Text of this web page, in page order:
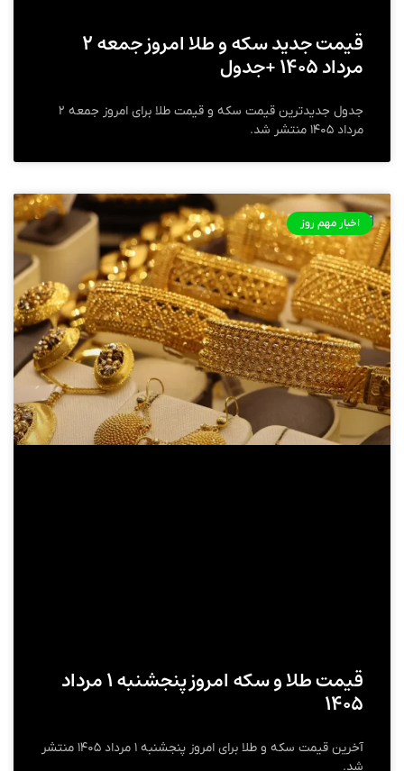
قیمت جدید سکه و طلا امروز جمعه ۲
مرداد ۱۴۰۵ +جدول
جدول جدیدترین قیمت سکه و قیمت طلا برای امروز جمعه ۲
مرداد ۱۴۰۵ منتشر شد.
اخبار مهم روز
قیمت طلا و سکه امروز پنجشنبه ۱ مرداد
۱۴۰۵
آخرین قیمت سکه و طلا برای امروز پنجشنبه ۱ مرداد ۱۴۰۵ منتشر
شد.